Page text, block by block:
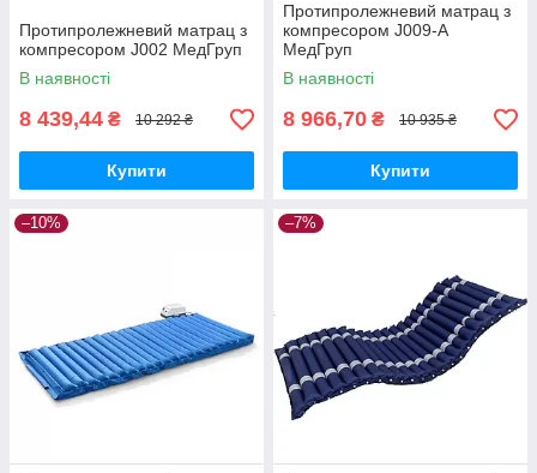
Протипролежневий матрац з
компресором J002 МедГруп
В наявності
8 439,44 ₴ 10 292 ₴
Купити
Протипролежневий матрац з
компресором J009-A
МедГруп
В наявності
8 966,70 ₴ 10 935 ₴
Купити
–10% –7%